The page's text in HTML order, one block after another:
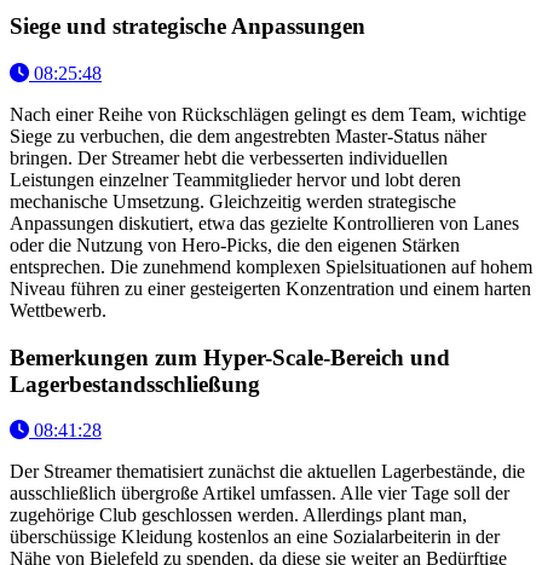
Siege und strategische Anpassungen
08:25:48
Nach einer Reihe von Rückschlägen gelingt es dem Team, wichtige
Siege zu verbuchen, die dem angestrebten Master-Status näher
bringen. Der Streamer hebt die verbesserten individuellen
Leistungen einzelner Teammitglieder hervor und lobt deren
mechanische Umsetzung. Gleichzeitig werden strategische
Anpassungen diskutiert, etwa das gezielte Kontrollieren von Lanes
oder die Nutzung von Hero-Picks, die den eigenen Stärken
entsprechen. Die zunehmend komplexen Spielsituationen auf hohem
Niveau führen zu einer gesteigerten Konzentration und einem harten
Wettbewerb.
Bemerkungen zum Hyper-Scale-Bereich und
Lagerbestandsschließung
08:41:28
Der Streamer thematisiert zunächst die aktuellen Lagerbestände, die
ausschließlich übergroße Artikel umfassen. Alle vier Tage soll der
zugehörige Club geschlossen werden. Allerdings plant man,
überschüssige Kleidung kostenlos an eine Sozialarbeiterin in der
Nähe von Bielefeld zu spenden, da diese sie weiter an Bedürftige